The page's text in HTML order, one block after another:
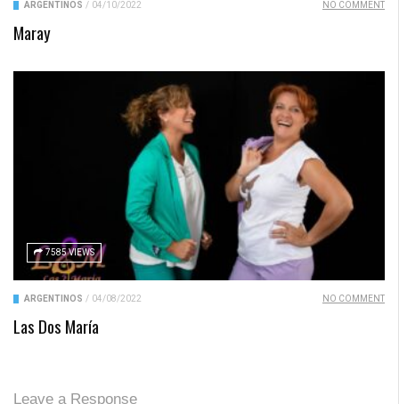
ARGENTINOS / 04/10/2022 NO COMMENT
Maray
7585 VIEWS
ARGENTINOS / 04/08/2022 NO COMMENT
Las Dos María
Leave a Response